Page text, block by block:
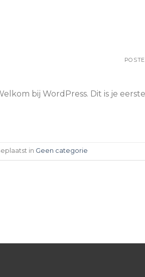
bij WordPress. Dit is je
in Geen categorie